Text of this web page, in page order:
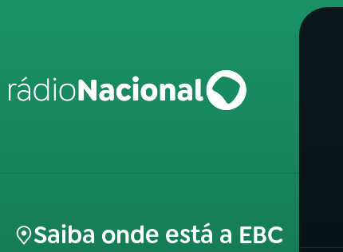
Saiba onde está a EBC